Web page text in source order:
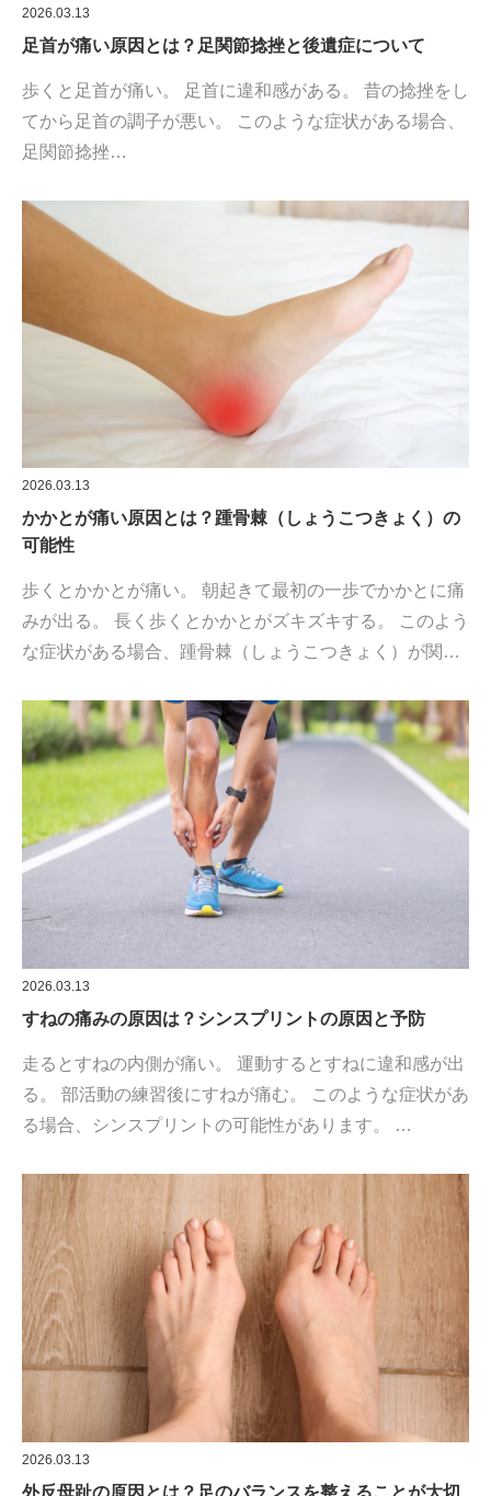
2026.03.13
足首が痛い原因とは？足関節捻挫と後遺症について
歩くと足首が痛い。 足首に違和感がある。 昔の捻挫をし
てから足首の調子が悪い。 このような症状がある場合、
足関節捻挫…
2026.03.13
かかとが痛い原因とは？踵骨棘（しょうこつきょく）の
可能性
歩くとかかとが痛い。 朝起きて最初の一歩でかかとに痛
みが出る。 長く歩くとかかとがズキズキする。 このよう
な症状がある場合、踵骨棘（しょうこつきょく）が関…
2026.03.13
すねの痛みの原因は？シンスプリントの原因と予防
走るとすねの内側が痛い。 運動するとすねに違和感が出
る。 部活動の練習後にすねが痛む。 このような症状があ
る場合、シンスプリントの可能性があります。 …
2026.03.13
外反母趾の原因とは？足のバランスを整えることが大切